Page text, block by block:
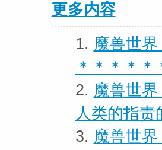
更多内容
1. 魔兽世
＊＊＊＊＊
2. 魔兽世
人类的指责
3. 魔兽世界